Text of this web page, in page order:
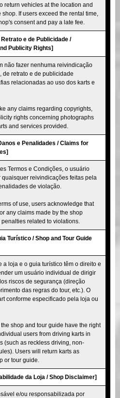
return vehicles at the location and
If users exceed the rental time,
consent and pay a late fee.
e de Publicidade /
Publicity Rights]
não fazer nenhuma reivindicação
de retrato e de publicidade
relacionadas ao uso dos karts e
any claims regarding copyrights,
rights concerning photographs
and services provided.
e Penalidades / Claims for
Termos e Condições, o usuário
reivindicações feitas pela
de violação.
of use, users acknowledge that
any claims made by the shop
related to violations.
Turístico / Shop and Tour Guide
a loja e o guia turístico têm o direito e
um usuário individual de dirigir
riscos de segurança (direção
das regras do tour, etc.). O
conforme especificado pela loja ou
shop and tour guide have the right
users from driving karts in
(such as reckless driving, non-
Users will return karts as
or tour guide.
da Loja / Shop Disclaimer]
e/ou responsabilizada por